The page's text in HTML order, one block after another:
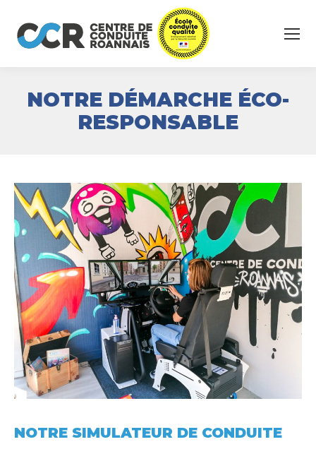
NOTRE DÉMARCHE ÉCO-
RESPONSABLE
NOTRE SIMULATEUR DE CONDUITE